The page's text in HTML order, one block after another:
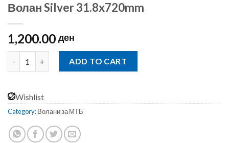
Волан Silver 31.8x720mm
1,200.00 ден
ADD TO CART
Wishlist
Category:Волани за МТБ